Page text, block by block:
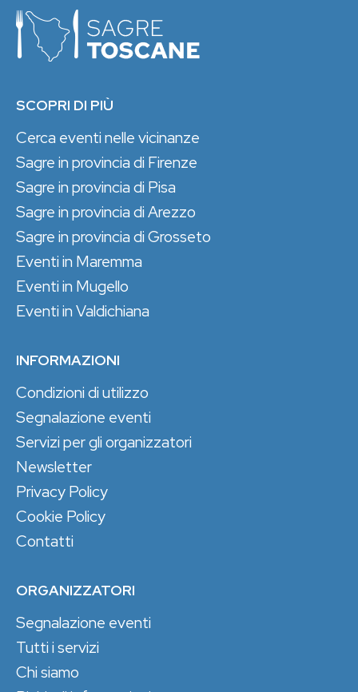
SCOPRI DI PIÙ
Cerca eventi nelle vicinanze
Sagre in provincia di Firenze
Sagre in provincia di Pisa
Sagre in provincia di Arezzo
Sagre in provincia di Grosseto
Eventi in Maremma
Eventi in Mugello
Eventi in Valdichiana
INFORMAZIONI
Condizioni di utilizzo
Segnalazione eventi
Servizi per gli organizzatori
Newsletter
Privacy Policy
Cookie Policy
Contatti
ORGANIZZATORI
Segnalazione eventi
Tutti i servizi
Chi siamo